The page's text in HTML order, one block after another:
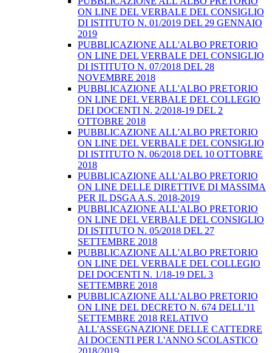
ON LINE DEL VERBALE DEL CONSIGLIO
DI ISTITUTO N. 01/2019 DEL 29 GENNAIO
2019
PUBBLICAZIONE ALL'ALBO PRETORIO
ON LINE DEL VERBALE DEL CONSIGLIO
DI ISTITUTO N. 07/2018 DEL 28
NOVEMBRE 2018
PUBBLICAZIONE ALL'ALBO PRETORIO
ON LINE DEL VERBALE DEL COLLEGIO
DEI DOCENTI N. 2/2018-19 DEL 2
OTTOBRE 2018
PUBBLICAZIONE ALL'ALBO PRETORIO
ON LINE DEL VERBALE DEL CONSIGLIO
DI ISTITUTO N. 06/2018 DEL 10 OTTOBRE
2018
PUBBLICAZIONE ALL'ALBO PRETORIO
ON LINE DELLE DIRETTIVE DI MASSIMA
PER IL DSGA A.S. 2018-2019
PUBBLICAZIONE ALL'ALBO PRETORIO
ON LINE DEL VERBALE DEL CONSIGLIO
DI ISTITUTO N. 05/2018 DEL 27
SETTEMBRE 2018
PUBBLICAZIONE ALL'ALBO PRETORIO
ON LINE DEL VERBALE DEL COLLEGIO
DEI DOCENTI N. 1/18-19 DEL 3
SETTEMBRE 2018
PUBBLICAZIONE ALL'ALBO PRETORIO
ON LINE DEL DECRETO N. 674 DELL'11
SETTEMBRE 2018 RELATIVO
ALL'ASSEGNAZIONE DELLE CATTEDRE
AI DOCENTI PER L'ANNO SCOLASTICO